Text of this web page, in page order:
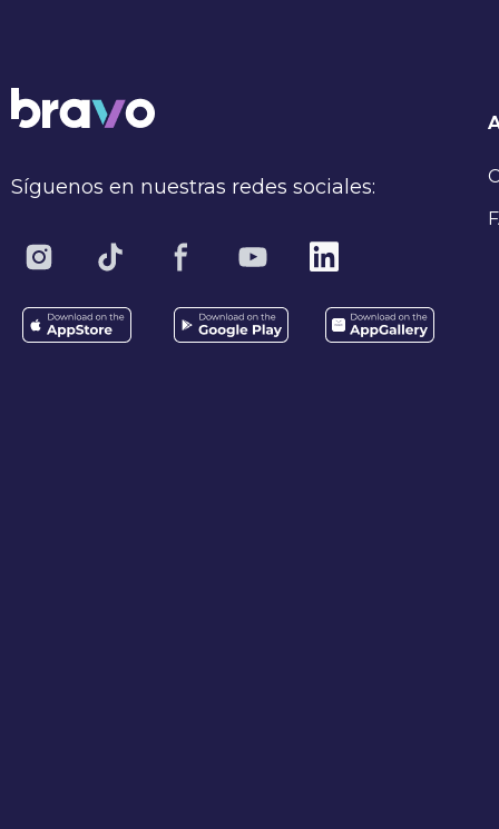
Síguenos en nuestras redes sociales: